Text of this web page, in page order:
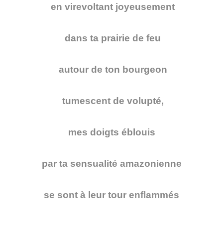
en virevoltant joyeusement
dans ta prairie de feu
autour de ton bourgeon
tumescent de volupté,
mes doigts éblouis
par ta sensualité amazonienne
se sont à leur tour enflammés